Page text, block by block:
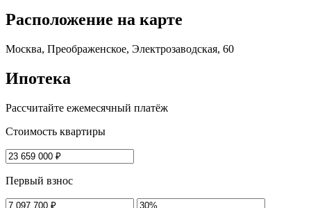
Расположение на карте
Москва, Преображенское, Электрозаводская, 60
Ипотека
Рассчитайте ежемесячный платёж
Стоимость квартиры
Первый взнос